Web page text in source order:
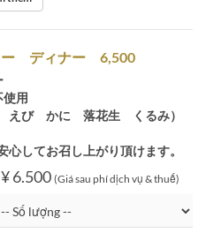
ー ディナー 6,500
用
び かに 落花生 くるみ）
してお召し上がり頂けます。
¥ 6.500 (Giá sau phí dịch vụ & thuế)